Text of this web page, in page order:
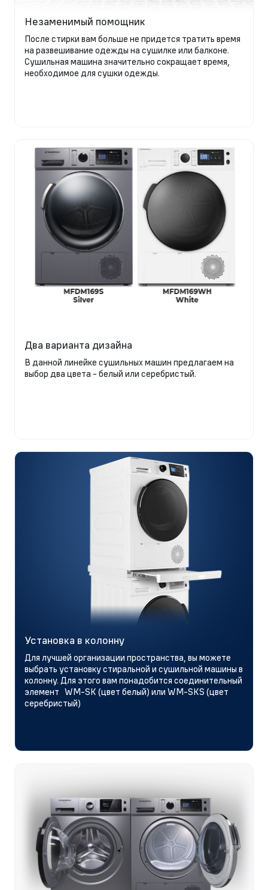
Незаменимый помощник
После стирки вам больше не придется тратить время
на развешивание одежды на сушилке или балконе.
Сушильная машина значительно сокращает время,
необходимое для сушки одежды.
Два варианта дизайна
В данной линейке сушильных машин предлагаем на
выбор два цвета - белый или серебристый.
Установка в колонну
Для лучшей организации пространства, вы можете
выбрать установку стиральной и сушильной машины в
колонну. Для этого вам понадобится соединительный
элемент WM-SK (цвет белый) или WM-SKS (цвет
серебристый)